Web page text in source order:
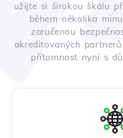
užijte si širokou škálu
během několika
zaručenou
akreditovaných
přítomnost nyní s